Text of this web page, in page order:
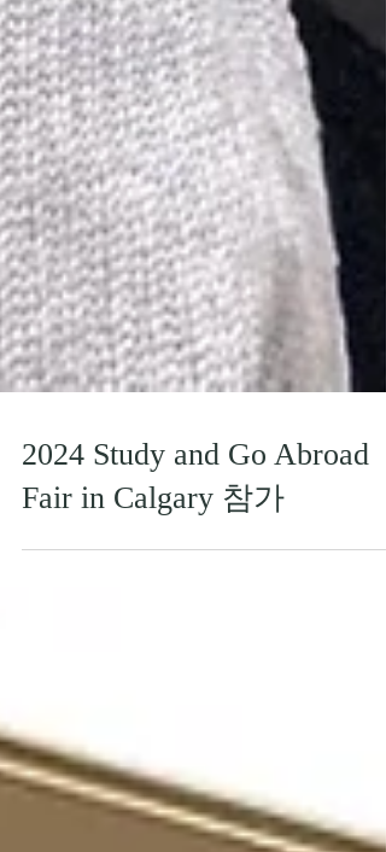
2024 Study and Go Abroad
Fair in Calgary 참가